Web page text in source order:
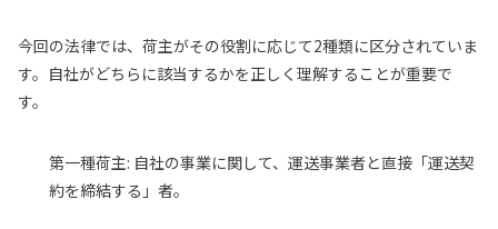
今回の法律では、荷主がその役割に応じて2種類に区分されていま
す。自社がどちらに該当するかを正しく理解することが重要で
す。
第一種荷主: 自社の事業に関して、運送事業者と直接「運送契
約を締結する」者。